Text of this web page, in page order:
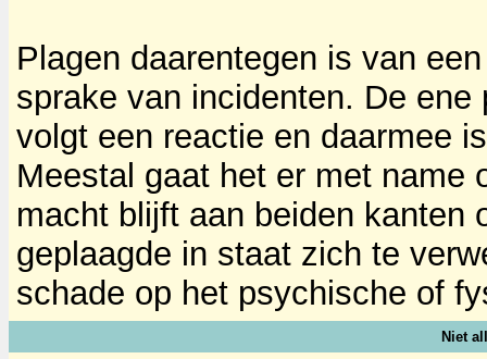
Plagen daarentegen is van
sprake van incidenten. De
volgt een reactie en daarmee
Meestal gaat het er met name
macht blijft aan beiden kanten
geplaagde in staat zich te
schade op het psychische of
Niet